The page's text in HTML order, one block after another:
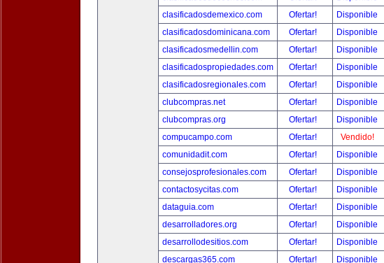
clasificadosdemexico.com
Ofertar!
Disponible
clasificadosdominicana.com
Ofertar!
Disponible
clasificadosmedellin.com
Ofertar!
Disponible
clasificadospropiedades.com
Ofertar!
Disponible
clasificadosregionales.com
Ofertar!
Disponible
clubcompras.net
Ofertar!
Disponible
clubcompras.org
Ofertar!
Disponible
compucampo.com
Ofertar!
Vendido!
comunidadit.com
Ofertar!
Disponible
consejosprofesionales.com
Ofertar!
Disponible
contactosycitas.com
Ofertar!
Disponible
dataguia.com
Ofertar!
Disponible
desarrolladores.org
Ofertar!
Disponible
desarrollodesitios.com
Ofertar!
Disponible
descargas365.com
Ofertar!
Disponible